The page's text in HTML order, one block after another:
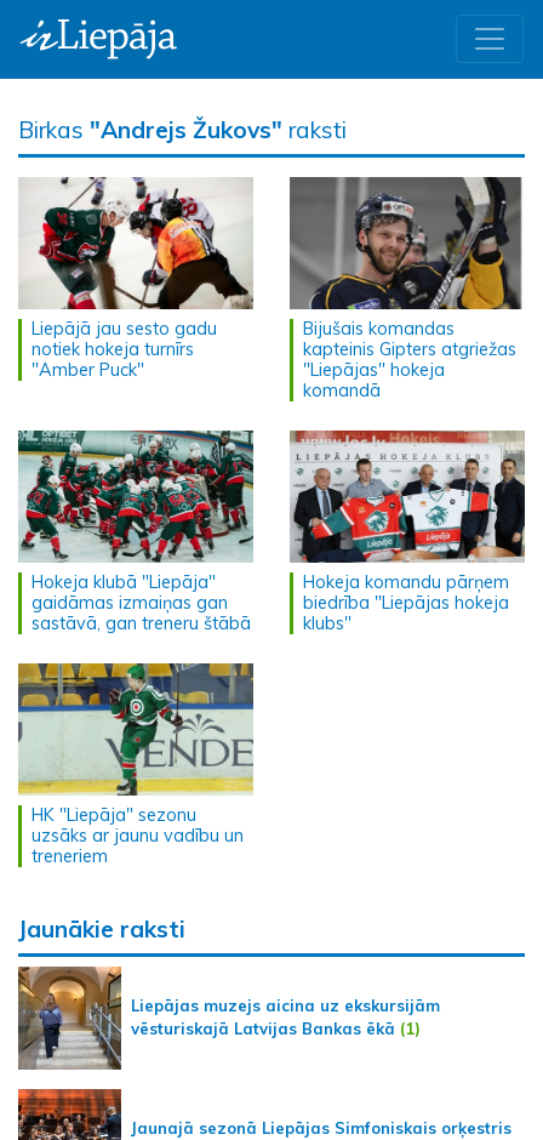
Birkas "Andrejs Žukovs" raksti
Liepājā jau sesto gadu
notiek hokeja turnīrs
"Amber Puck"
Bijušais komandas
kapteinis Gipters atgriežas
"Liepājas" hokeja
komandā
Hokeja klubā "Liepāja"
gaidāmas izmaiņas gan
sastāvā, gan treneru štābā
Hokeja komandu pārņem
biedrība "Liepājas hokeja
klubs"
HK "Liepāja" sezonu
uzsāks ar jaunu vadību un
treneriem
Jaunākie raksti
Liepājas muzejs aicina uz ekskursijām
vēsturiskajā Latvijas Bankas ēkā (1)
Jaunajā sezonā Liepājas Simfoniskais orķestris